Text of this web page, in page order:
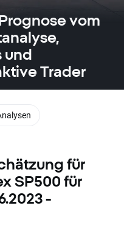
vom
und
Trader
für
SP500 für
-